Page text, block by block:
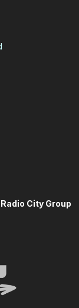
Radio City Group